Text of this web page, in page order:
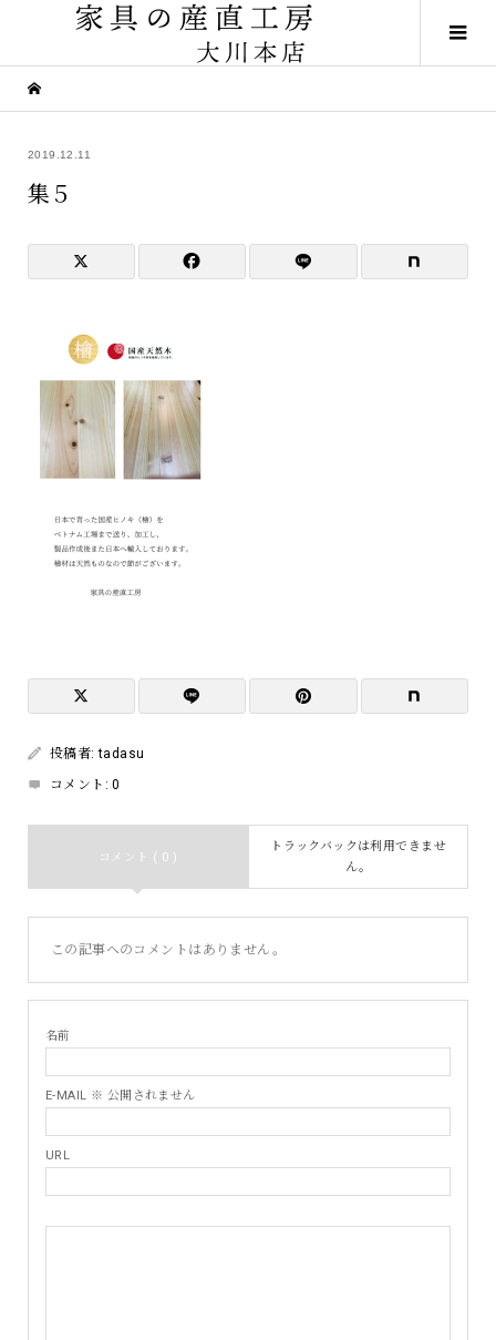
2019.12.11
集５
投稿者:tadasu
コメント:0
コメント ( 0 )
トラックバックは利用できませ
ん。
この記事へのコメントはありません。
名前
E-MAIL ※ 公開されません
URL